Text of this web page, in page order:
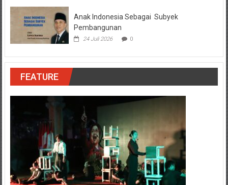
Anak Indonesia Sebagai Subyek
Pembangunan
24 Juli 2026 0
FEATURE